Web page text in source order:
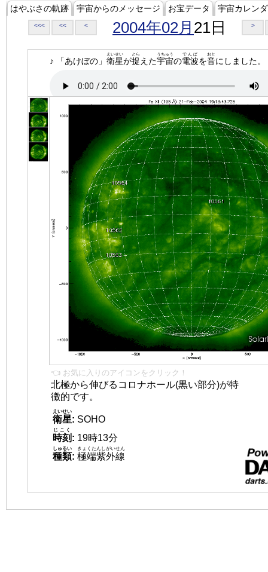
はやぶさの軌跡 宇宙からのメッセージ お宝データ 宇宙カレン
<<< << < 2004年02月 21日 >
♪ 「あけぼの」 衛星
えいせい
が捉
とら
えた宇宙
うちゅう
の電波
でんぱ
を音
おと
にしました。
👈 お気に入りのアイコンをクリック！
北極から伸びるコロナホール(黒い部分)が特
徴的です。
衛星
えいせい
: SOHO
時刻
じこく
: 19時13分
種類
しゅるい
: 極端紫外線
きょくたんしがいせん